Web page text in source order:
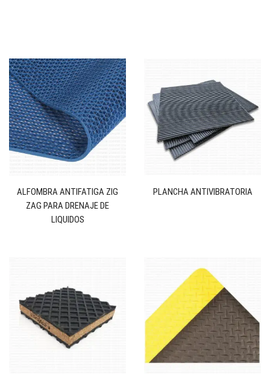
ALFOMBRA ANTIFATIGA ZIG
ZAG PARA DRENAJE DE
LIQUIDOS
PLANCHA ANTIVIBRATORIA